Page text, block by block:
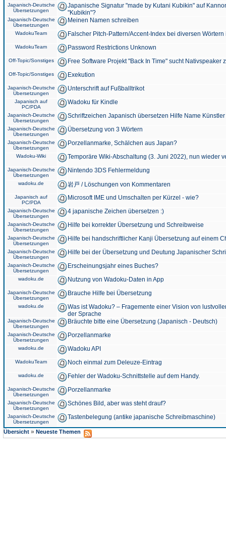
Japanisch-Deutsche
Übersetzungen
Japanische Signatur "made by Kutani Kubikin" auf
"Kubikin"?
Japanisch-Deutsche
Übersetzungen
Meinen Namen schreiben
WadokuTeam Falscher Pitch-Pattern/Accent-Index bei diversen
WadokuTeam Password Restrictions Unknown
Off-Topic/Sonstiges Free Software Projekt "Back In Time" sucht Nativspeaker
Off-Topic/Sonstiges Exekution
Japanisch-Deutsche
Übersetzungen
Unterschrift auf Fußballtrikot
Japanisch auf
PC/PDA
Wadoku für Kindle
Japanisch-Deutsche
Übersetzungen
Schriftzeichen Japanisch übersetzen Hilfe Name
Japanisch-Deutsche
Übersetzungen
Übersetzung von 3 Wörtern
Japanisch-Deutsche
Übersetzungen
Porzellanmarke, Schälchen aus Japan?
Wadoku-Wiki Temporäre Wiki-Abschaltung (3. Juni 2022), nun wieder
Japanisch-Deutsche
Übersetzungen
Nintendo 3DS Fehlermeldung
wadoku.de 岩戸 / Löschungen von Kommentaren
Japanisch auf
PC/PDA
Microsoft IME und Umschalten per Kürzel - wie?
Japanisch-Deutsche
Übersetzungen
4 japanische Zeichen übersetzen :)
Japanisch-Deutsche
Übersetzungen
Hilfe bei korrekter Übersetzung und Schreibweise
Japanisch-Deutsche
Übersetzungen
Hilfe bei handschriftlicher Kanji Übersetzung auf einem
Japanisch-Deutsche
Übersetzungen
Hilfe bei der Übersetzung und Deutung Japanischer
Japanisch-Deutsche
Übersetzungen
Erscheinungsjahr eines Buches?
wadoku.de Nutzung von Wadoku-Daten in App
Japanisch-Deutsche
Übersetzungen
Brauche Hilfe bei Übersetzung
wadoku.de
Was ist Wadoku? – Fragemente einer Vision von
der Sprache
Japanisch-Deutsche
Übersetzungen
Bräuchte bitte eine Übersetzung (Japanisch - Deutsch)
Japanisch-Deutsche
Übersetzungen
Porzellanmarke
wadoku.de Wadoku API
WadokuTeam Noch einmal zum Deleuze-Eintrag
wadoku.de Fehler der Wadoku-Schnittstelle auf dem Handy.
Japanisch-Deutsche
Übersetzungen
Porzellanmarke
Japanisch-Deutsche
Übersetzungen
Schönes Bild, aber was steht drauf?
Japanisch-Deutsche
Übersetzungen
Tastenbelegung (antike japanische Schreibmaschine)
Übersicht » Neueste Themen